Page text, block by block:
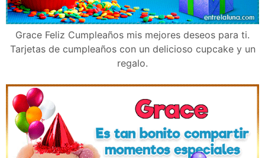
Grace Feliz Cumpleaños mis mejores deseos para ti.
Tarjetas de cumpleaños con un delicioso cupcake y un
regalo.